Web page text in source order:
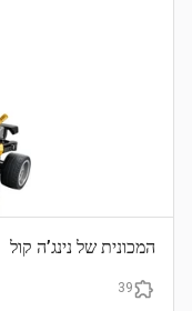
המכונית של נינג’ה קול
39